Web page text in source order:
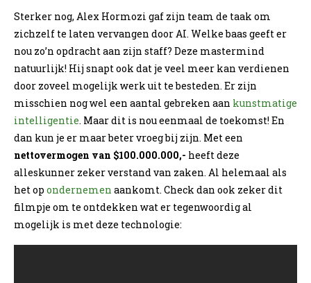
Sterker nog, Alex Hormozi gaf zijn team de taak om
zichzelf te laten vervangen door AI. Welke baas geeft er
nou zo’n opdracht aan zijn staff? Deze mastermind
natuurlijk! Hij snapt ook dat je veel meer kan verdienen
door zoveel mogelijk werk uit te besteden. Er zijn
misschien nog wel een aantal gebreken aan kunstmatige
intelligentie. Maar dit is nou eenmaal de toekomst! En
dan kun je er maar beter vroeg bij zijn. Met een
nettovermogen van $100.000.000,- heeft deze
alleskunner zeker verstand van zaken. Al helemaal als
het op ondernemen aankomt. Check dan ook zeker dit
filmpje om te ontdekken wat er tegenwoordig al
mogelijk is met deze technologie: